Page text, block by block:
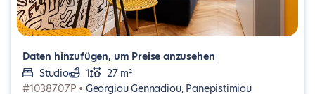
Daten hinzufügen, um Preise anzusehen
Studio
1
27 m²
#1038707P • Georgiou Gennadiou, Panepistimiou